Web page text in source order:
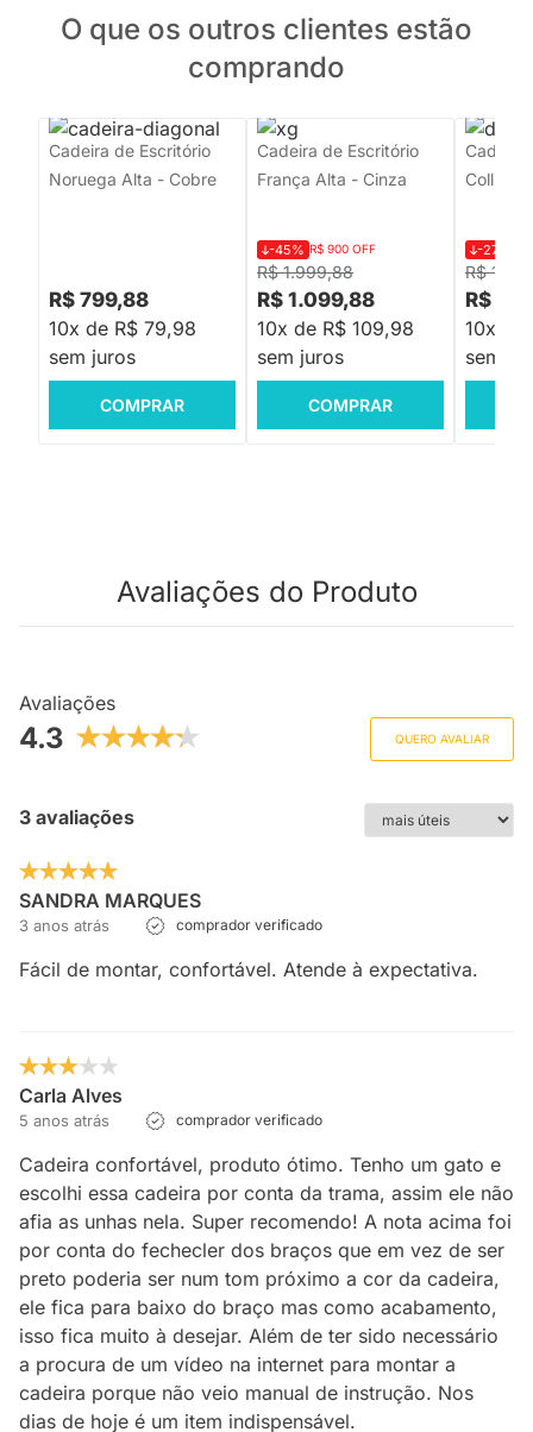
O que os outros clientes estão
comprando
Cadeira de Escritório
Noruega Alta - Cobre
R$ 799,88
10x de R$ 79,98
sem juros
COMPRAR
Cadeira de Escritório
França Alta - Cinza
R$ 1.999,88
-45% R$ 900 OFF
R$ 1.099,88
10x de R$ 109,98
sem juros
COMPRAR
Cadeira
Collin -
R$
-27%
R$
10x de
sem
Avaliações do Produto
Avaliações
4.3 QUERO AVALIAR
3 avaliações
SANDRA MARQUES
3 anos atrás comprador verificado
Fácil de montar, confortável. Atende à expectativa.
Carla Alves
5 anos atrás comprador verificado
Cadeira confortável, produto ótimo. Tenho um gato e
escolhi essa cadeira por conta da trama, assim ele não
afia as unhas nela. Super recomendo! A nota acima foi
por conta do fechecler dos braços que em vez de ser
preto poderia ser num tom próximo a cor da cadeira,
ele fica para baixo do braço mas como acabamento,
isso fica muito à desejar. Além de ter sido necessário
a procura de um vídeo na internet para montar a
cadeira porque não veio manual de instrução. Nos
dias de hoje é um item indispensável.